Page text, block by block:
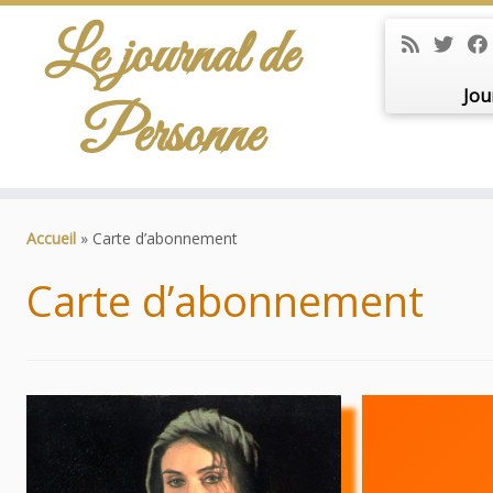
Le journal de
Personne
Accueil » Carte d’abonnement
Carte d’abonnement